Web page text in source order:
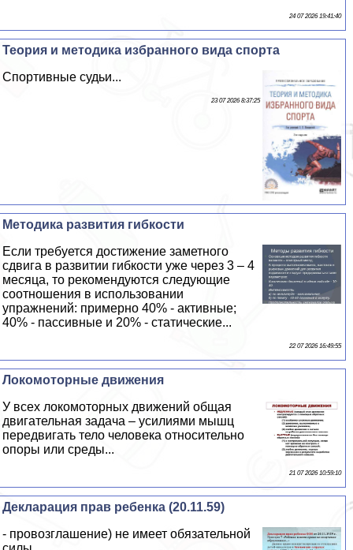
24 07 2026 19:41:40
Теория и методика избранного вида спорта
Спортивные судьи...
23 07 2026 8:37:25
Методика развития гибкости
Если требуется достижение заметного
сдвига в развитии гибкости уже через 3 – 4
месяца, то рекомендуются следующие
соотношения в использовании
упражнений: примерно 40% - активные;
40% - пассивные и 20% - статические...
22 07 2026 16:49:55
Локомоторные движения
У всех локомоторных движений общая
двигательная задача – усилиями мышц
передвигать тело человека относительно
опоры или среды...
21 07 2026 10:59:10
Декларация прав ребенка (20.11.59)
- провозглашение) не имеет обязательной